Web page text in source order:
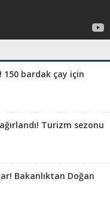
150 bardak çay için
Turizm sezonu
Bakanlıktan Doğan